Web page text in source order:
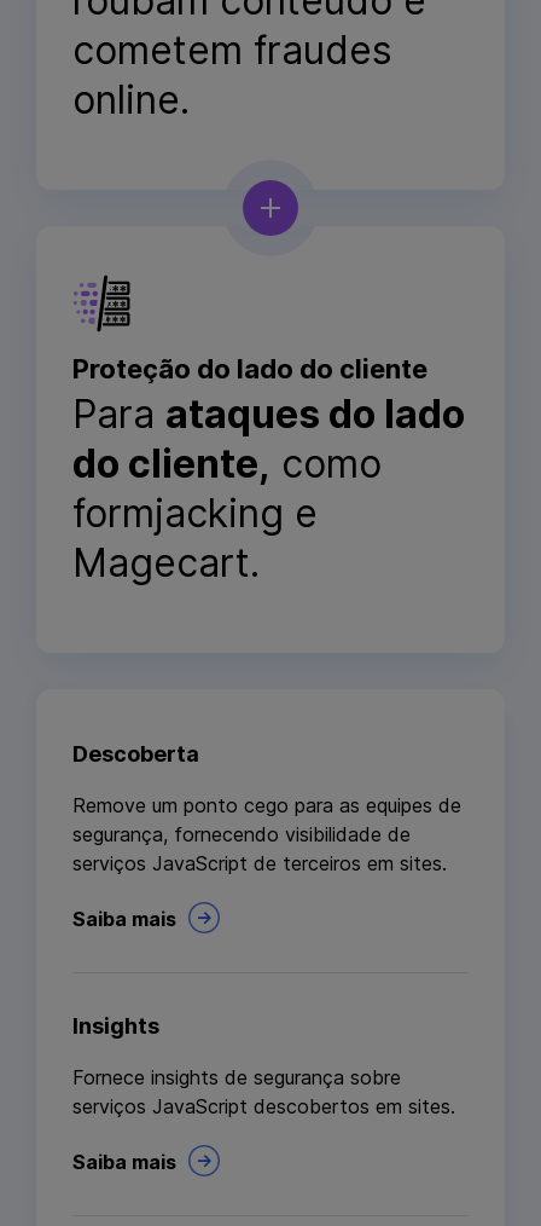
cometem fraudes
online.
Proteção do lado do cliente
Para ataques do lado
do cliente, como
formjacking e
Magecart.
Descoberta
Remove um ponto cego para as equipes de
segurança, fornecendo visibilidade de
serviços JavaScript de terceiros em sites.
Saiba mais
Insights
Fornece insights de segurança sobre
serviços JavaScript descobertos em sites.
Saiba mais